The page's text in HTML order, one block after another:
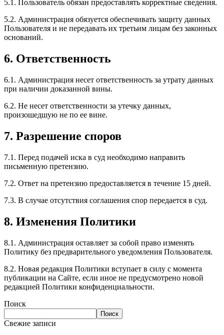
5.1. Пользователь обязан предоставлять корректные сведения.
5.2. Администрация обязуется обеспечивать защиту данных
Пользователя и не передавать их третьим лицам без законных
оснований.
6. Ответственность
6.1. Администрация несет ответственность за утрату данных
при наличии доказанной вины.
6.2. Не несет ответственности за утечку данных,
произошедшую не по ее вине.
7. Разрешение споров
7.1. Перед подачей иска в суд необходимо направить
письменную претензию.
7.2. Ответ на претензию предоставляется в течение 15 дней.
7.3. В случае отсутствия соглашения спор передается в суд.
8. Изменения Политики
8.1. Администрация оставляет за собой право изменять
Политику без предварительного уведомления Пользователя.
8.2. Новая редакция Политики вступает в силу с момента
публикации на Сайте, если иное не предусмотрено новой
редакцией Политики конфиденциальности.
Поиск
Поиск
Свежие записи